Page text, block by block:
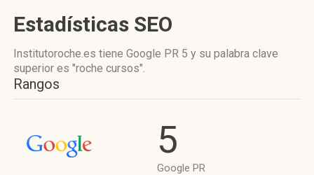
Estadísticas SEO
Institutoroche.es tiene Google PR 5 y su palabra clave
superior es "roche cursos".
Rangos
5
Google PR